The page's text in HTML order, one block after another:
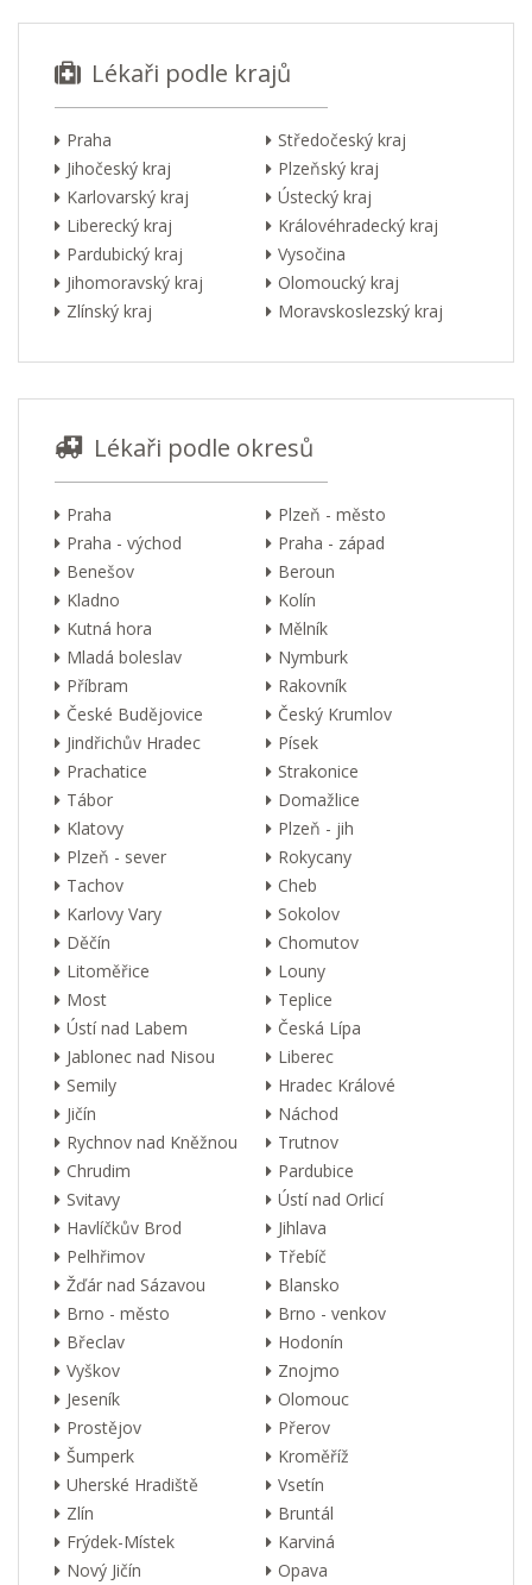
Lékaři podle krajů
Praha
Středočeský kraj
Jihočeský kraj
Plzeňský kraj
Karlovarský kraj
Ústecký kraj
Liberecký kraj
Královéhradecký kraj
Pardubický kraj
Vysočina
Jihomoravský kraj
Olomoucký kraj
Zlínský kraj
Moravskoslezský kraj
Lékaři podle okresů
Praha
Plzeň - město
Praha - východ
Praha - západ
Benešov
Beroun
Kladno
Kolín
Kutná hora
Mělník
Mladá boleslav
Nymburk
Příbram
Rakovník
České Budějovice
Český Krumlov
Jindřichův Hradec
Písek
Prachatice
Strakonice
Tábor
Domažlice
Klatovy
Plzeň - jih
Plzeň - sever
Rokycany
Tachov
Cheb
Karlovy Vary
Sokolov
Děčín
Chomutov
Litoměřice
Louny
Most
Teplice
Ústí nad Labem
Česká Lípa
Jablonec nad Nisou
Liberec
Semily
Hradec Králové
Jičín
Náchod
Rychnov nad Kněžnou
Trutnov
Chrudim
Pardubice
Svitavy
Ústí nad Orlicí
Havlíčkův Brod
Jihlava
Pelhřimov
Třebíč
Žďár nad Sázavou
Blansko
Brno - město
Brno - venkov
Břeclav
Hodonín
Vyškov
Znojmo
Jeseník
Olomouc
Prostějov
Přerov
Šumperk
Kroměříž
Uherské Hradiště
Vsetín
Zlín
Bruntál
Frýdek-Místek
Karviná
Nový Jičín
Opava